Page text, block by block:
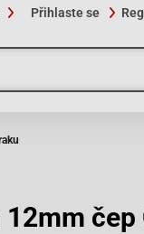
Přihlaste se
čep